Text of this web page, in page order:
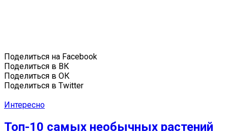
Поделиться на Facebook
Поделиться в ВК
Поделиться в ОК
Поделиться в Twitter
Интересно
Топ-10 самых необычных растений